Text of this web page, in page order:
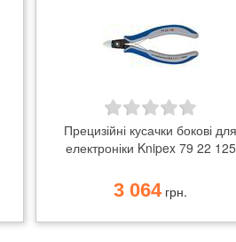
Прецизійні кусачки бокові для
електроніки Knipex 79 22 125
3 064грн.